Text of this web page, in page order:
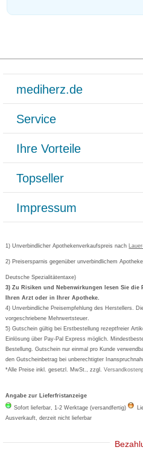
mediherz.de
Glossar
Häufig gestellte Fragen
Datenschutz
AGB
Cookie-Einstellungen
Vertrag widerrufen
Service
Rücksendemöglichkeit
Paketlieferstatus
Versandkosten
Bestellschein ausfüllen
Newsletteranmeldung
Ihre Vorteile
Rezeptlieferung
Bonusprogramm
Gutschein und Rabatte
Kundenbewertung
Topseller
Grippostad
Bepanthen
Formoline
Wick
Eucerin
Basica
Impressum
1) Unverbindlicher Apothekenverkaufspreis nach
2) Preisersparnis gegenüber unverbindlichem
Deutsche Spezialitätentaxe)
3) Zu Risiken und Nebenwirkungen lesen Sie die
Ihren Arzt oder in Ihrer Apotheke.
4) Unverbindliche Preisempfehlung des Herstellers.
vorgeschriebene Mehrwertsteuer.
5) Gutschein gültig bei Erstbestellung rezeptfreier
Einlösung über Pay-Pal Express möglich.
Bestellung. Gutschein nur einmal pro Kunde
den Gutscheinbetrag bei unberechtigter
*Alle Preise inkl. gesetzl. MwSt., zzgl.
Angabe zur Lieferfristanzeige
Sofort lieferbar, 1-2 Werktage (versandfertig)
Ausverkauft, derzeit nicht lieferbar